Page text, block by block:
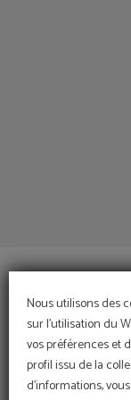
Nous utilisons des
sur l'utilisation du
vos préférences et
profil issu de la
d'informations,
CONTACT